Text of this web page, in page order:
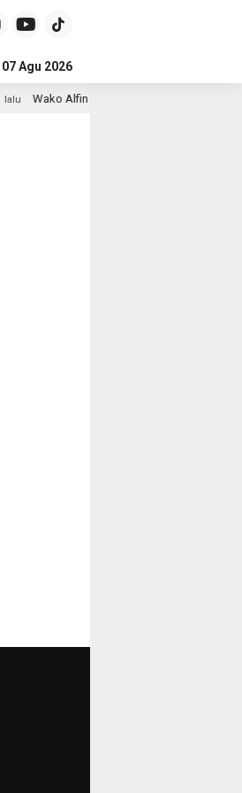
Pemerintahan & Politik
Agu 2026
Wako Alfin dan Wawako Azhar Hamzah